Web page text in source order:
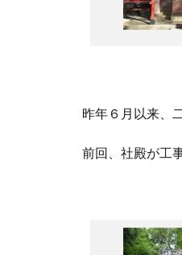
昨年６月以来、
前回、社殿が工